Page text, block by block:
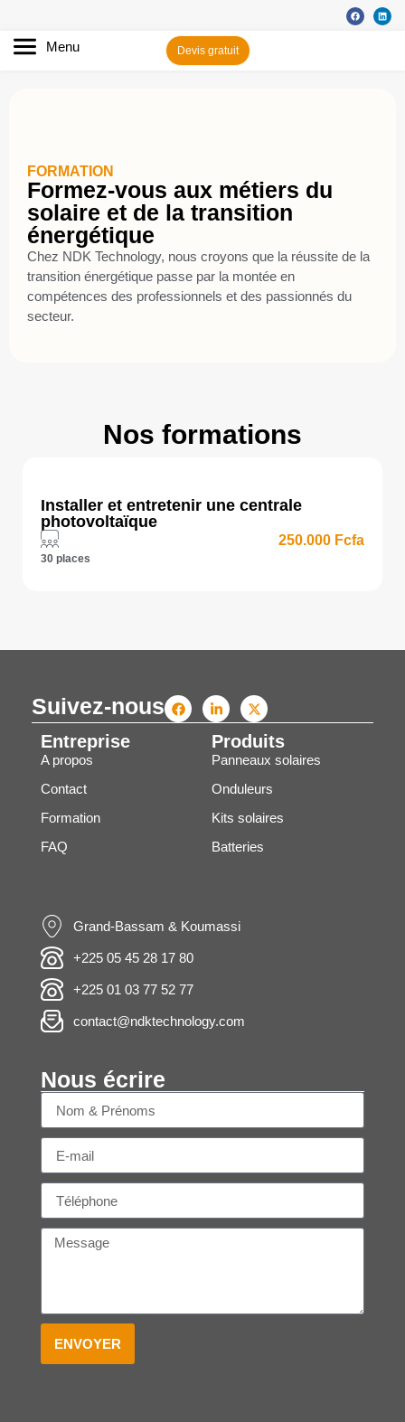
Menu Devis gratuit
FORMATION
Formez-vous aux métiers du
solaire et de la transition
énergétique
Chez NDK Technology, nous croyons que la réussite de la
transition énergétique passe par la montée en
compétences des professionnels et des passionnés du
secteur.
Nos formations
Installer et entretenir une centrale
photovoltaïque
30 places
250.000 Fcfa
Suivez-nous
Entreprise
A propos
Contact
Formation
FAQ
Produits
Panneaux solaires
Onduleurs
Kits solaires
Batteries
Grand-Bassam & Koumassi
+225 05 45 28 17 80
+225 01 03 77 52 77
contact@ndktechnology.com
Nous écrire
ENVOYER